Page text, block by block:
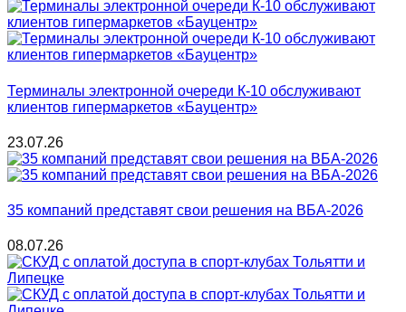
Терминалы электронной очереди К-10 обслуживают
клиентов гипермаркетов «Бауцентр»
23.07.26
35 компаний представят свои решения на ВБА-2026
08.07.26